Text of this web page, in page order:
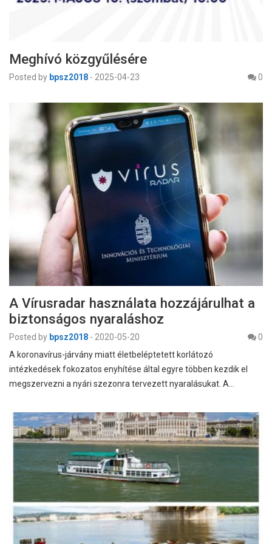
Meghívó közgyűlésére
Posted by bpsz2018 - 2025-04-23 0
A Vírusradar használata hozzájárulhat a
biztonságos nyaraláshoz
Posted by bpsz2018 - 2020-05-20
0
A koronavírus-járvány miatt életbeléptetett korlátozó
intézkedések fokozatos enyhítése által egyre többen kezdik el
megszervezni a nyári szezonra tervezett nyaralásukat. A…